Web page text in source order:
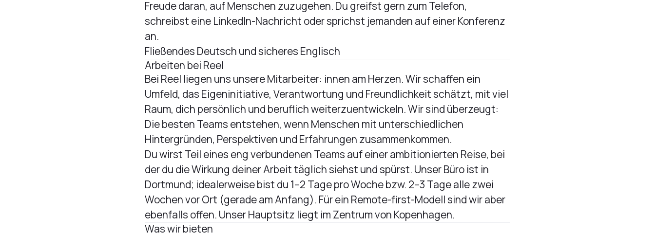
Freude daran, auf Menschen zuzugehen. Du greifst gern zum Telefon,
schreibst eine LinkedIn-Nachricht oder sprichst jemanden auf einer Konferenz
an.
Fließendes Deutsch und sicheres Englisch
Arbeiten bei Reel
Bei Reel liegen uns unsere Mitarbeiter: innen am Herzen. Wir schaffen ein
Umfeld, das Eigeninitiative, Verantwortung und Freundlichkeit schätzt, mit viel
Raum, dich persönlich und beruflich weiterzuentwickeln. Wir sind überzeugt:
Die besten Teams entstehen, wenn Menschen mit unterschiedlichen
Hintergründen, Perspektiven und Erfahrungen zusammenkommen.
Du wirst Teil eines eng verbundenen Teams auf einer ambitionierten Reise, bei
der du die Wirkung deiner Arbeit täglich siehst und spürst. Unser Büro ist in
Dortmund; idealerweise bist du 1–2 Tage pro Woche bzw. 2–3 Tage alle zwei
Wochen vor Ort (gerade am Anfang). Für ein Remote-first-Modell sind wir aber
ebenfalls offen. Unser Hauptsitz liegt im Zentrum von Kopenhagen.
Was wir bieten